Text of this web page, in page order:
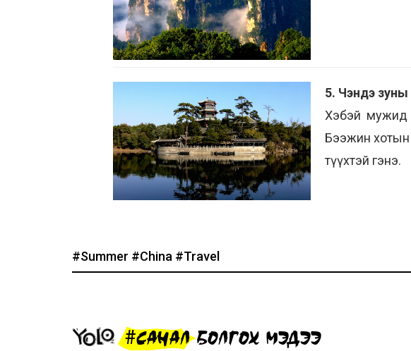
5. Чэндэ
Хэбэй мужид
Бээжин хотын
түүхтэй гэнэ.
#Summer #China #Travel
#САНАЛ БОЛГОХ МЭДЭЭ